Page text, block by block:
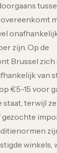
zijn. Op de
Brussel zich
van
€5-15 voor
terwijl
winkels,